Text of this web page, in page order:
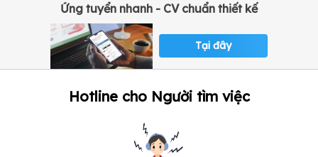
Ứng tuyển nhanh - CV chuẩn thiết kế
Tại đây
Hotline cho Người tìm việc